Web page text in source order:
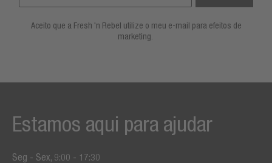
Aceito que a Fresh 'n Rebel utilize o meu e-mail para efeitos de
marketing.
Estamos aqui para ajudar
Seg - Sex, 9:00 - 17:30